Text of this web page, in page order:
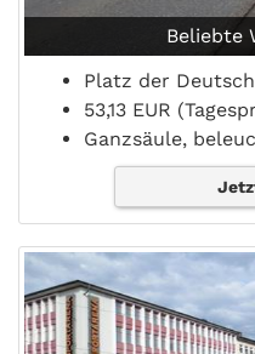
Beliebte
Platz der
53,13 EUR
Ganzsäule,